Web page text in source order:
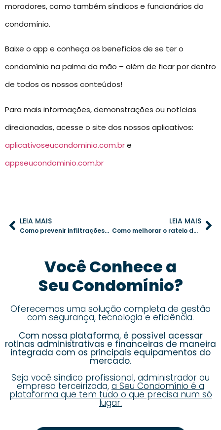
moradores, como também síndicos e funcionários do
condomínio.
Baixe o app e conheça os benefícios de se ter o
condomínio na palma da mão – além de ficar por dentro
de todos os nossos conteúdos!
Para mais informações, demonstrações ou notícias
direcionadas, acesse o site dos nossos aplicativos:
aplicativoseucondominio.com.bre
appseucondominio.com.br
LEIA MAIS
Como prevenir infiltrações e proteger o patrimônio do condomínio
LEIA MAIS
Como melhorar o rateio de despesas condominiais e evitar conflitos
Você Conhece a
Seu Condomínio?
Oferecemos uma solução completa de gestão
com segurança, tecnologia e eficiência.
Com nossa plataforma, é possível acessar
rotinas administrativas e financeiras de maneira
integrada com os principais equipamentos do
mercado.
Seja você síndico profissional, administrador ou
empresa terceirizada, a Seu Condomínio é a
plataforma que tem tudo o que precisa num só
lugar.